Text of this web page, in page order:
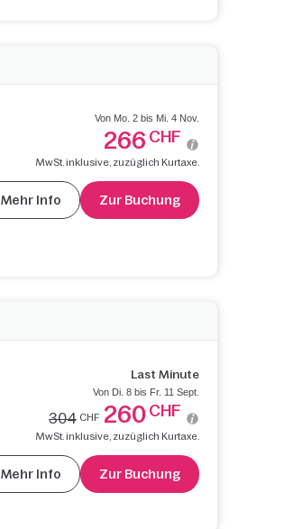
Von Mo. 2 bis Mi. 4 Nov.
266 CHF
MwSt. inklusive, zuzüglich Kurtaxe.
Mehr Info Zur Buchung
Last Minute
Von Di. 8 bis Fr. 11 Sept.
304 CHF 260 CHF
MwSt. inklusive, zuzüglich Kurtaxe.
Mehr Info Zur Buchung